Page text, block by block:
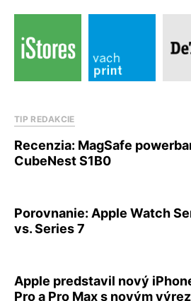
TIP REDAKCIE
Recenzia: MagSafe
CubeNest S1B0
Porovnanie: Apple Watch
vs. Series 7
Apple predstavil nový
Pro a Pro Max s novým